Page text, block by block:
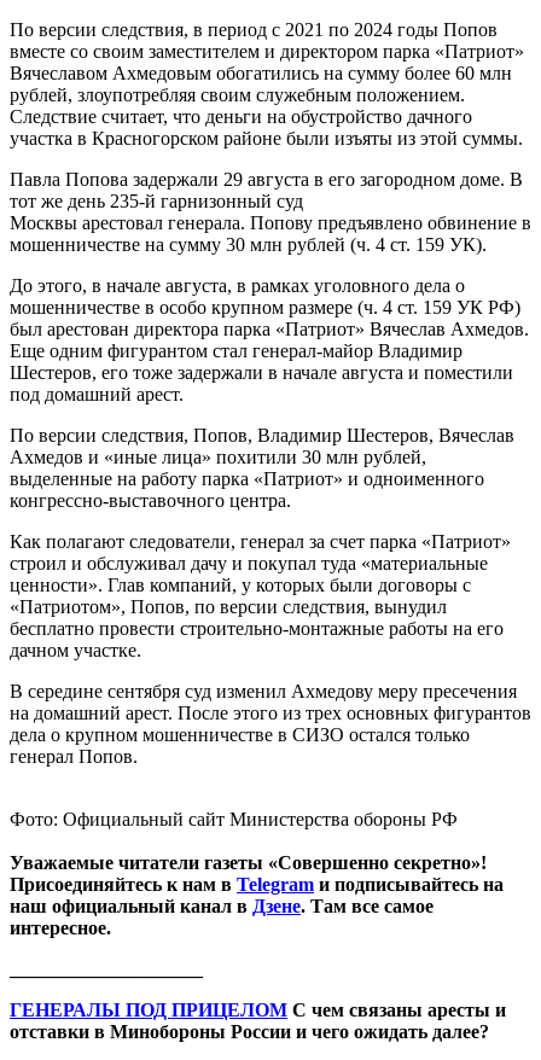
По версии следствия, в период с 2021 по 2024 годы Попов
вместе со своим заместителем и директором парка «Патриот»
Вячеславом Ахмедовым обогатились на сумму более 60 млн
рублей, злоупотребляя своим служебным положением.
Следствие считает, что деньги на обустройство дачного
участка в Красногорском районе были изъяты из этой суммы.
Павла Попова задержали 29 августа в его загородном доме. В
тот же день 235-й гарнизонный суд
Москвы арестовал генерала. Попову предъявлено обвинение в
мошенничестве на сумму 30 млн рублей (ч. 4 ст. 159 УК).
До этого, в начале августа, в рамках уголовного дела о
мошенничестве в особо крупном размере (ч. 4 ст. 159 УК РФ)
был арестован директора парка «Патриот» Вячеслав Ахмедов.
Еще одним фигурантом стал генерал-майор Владимир
Шестеров, его тоже задержали в начале августа и поместили
под домашний арест.
По версии следствия, Попов, Владимир Шестеров, Вячеслав
Ахмедов и «иные лица» похитили 30 млн рублей,
выделенные на работу парка «Патриот» и одноименного
конгрессно-выставочного центра.
Как полагают следователи, генерал за счет парка «Патриот»
строил и обслуживал дачу и покупал туда «материальные
ценности». Глав компаний, у которых были договоры с
«Патриотом», Попов, по версии следствия, вынудил
бесплатно провести строительно-монтажные работы на его
дачном участке.
В середине сентября суд изменил Ахмедову меру пресечения
на домашний арест. После этого из трех основных фигурантов
дела о крупном мошенничестве в СИЗО остался только
генерал Попов.
Фото: Официальный сайт Министерства обороны РФ
Уважаемые читатели газеты «Совершенно секретно»!
Присоединяйтесь к нам в Telegram и подписывайтесь на
наш официальный канал в Дзене. Там все самое
интересное.
ГЕНЕРАЛЫ ПОД ПРИЦЕЛОМ С чем связаны аресты и
отставки в Минобороны России и чего ожидать далее?